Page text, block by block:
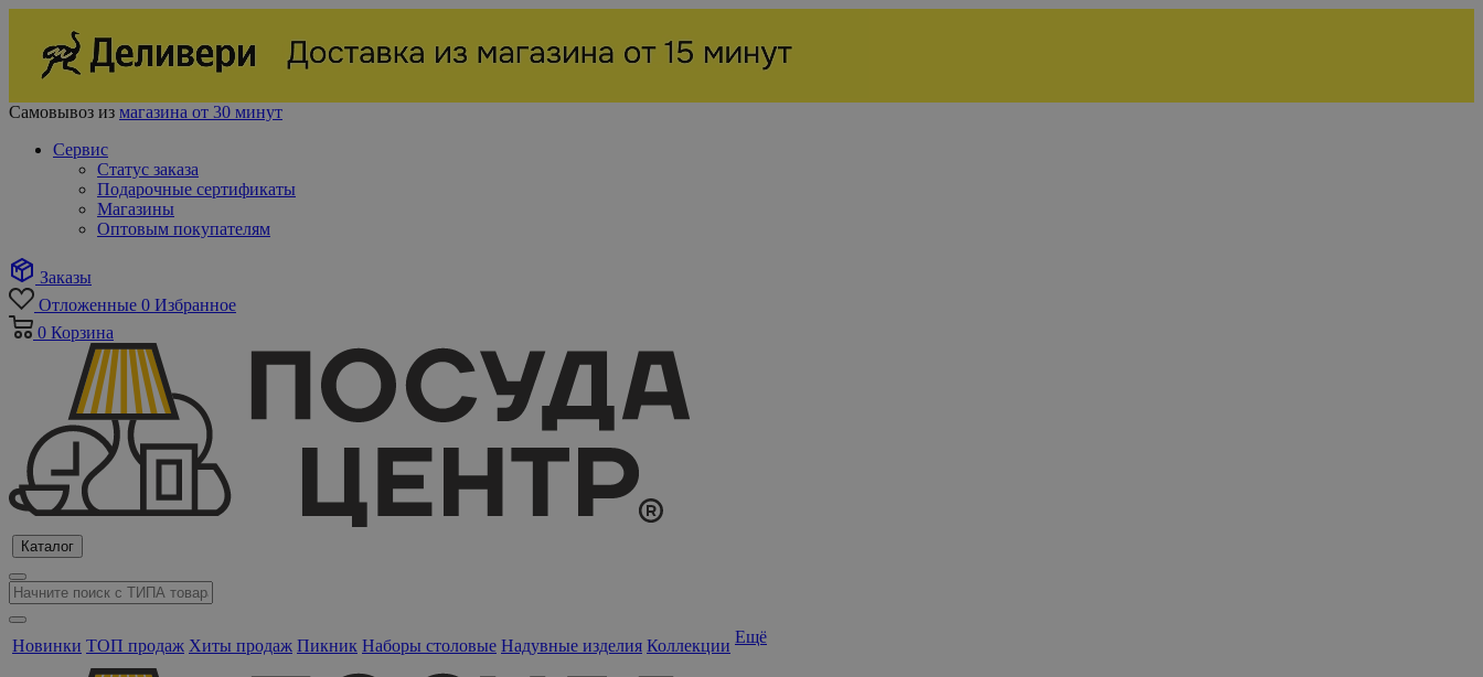
Самовывоз из магазина от 30 минут
Сервис
Статус заказа
Подарочные сертификаты
Магазины
Оптовым покупателям
Заказы
Отложенные 0 Избранное
0 Корзина
Каталог
Новинки ТОП продаж Хиты продаж Пикник Наборы столовые Надувные изделия Коллекции Ещё